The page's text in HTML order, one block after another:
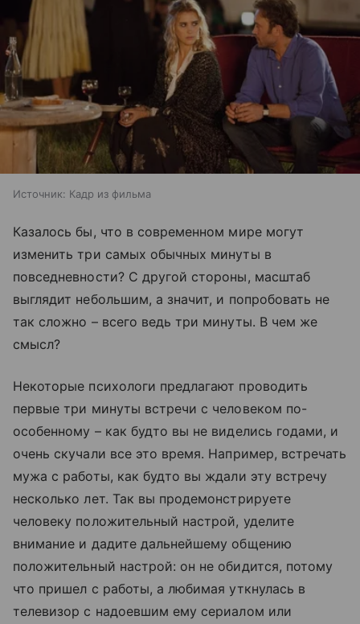
Источник: Кадр из фильма
Казалось бы, что в современном мире могут
изменить три самых обычных минуты в
повседневности? С другой стороны, масштаб
выглядит небольшим, а значит, и попробовать не
так сложно – всего ведь три минуты. В чем же
смысл?
Некоторые психологи предлагают проводить
первые три минуты встречи с человеком по-
особенному – как будто вы не виделись годами, и
очень скучали все это время. Например, встречать
мужа с работы, как будто вы ждали эту встречу
несколько лет. Так вы продемонстрируете
человеку положительный настрой, уделите
внимание и дадите дальнейшему общению
положительный настрой: он не обидится, потому
что пришел с работы, а любимая уткнулась в
телевизор с надоевшим ему сериалом или